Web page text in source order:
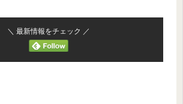
＼ 最新情報をチェック ／